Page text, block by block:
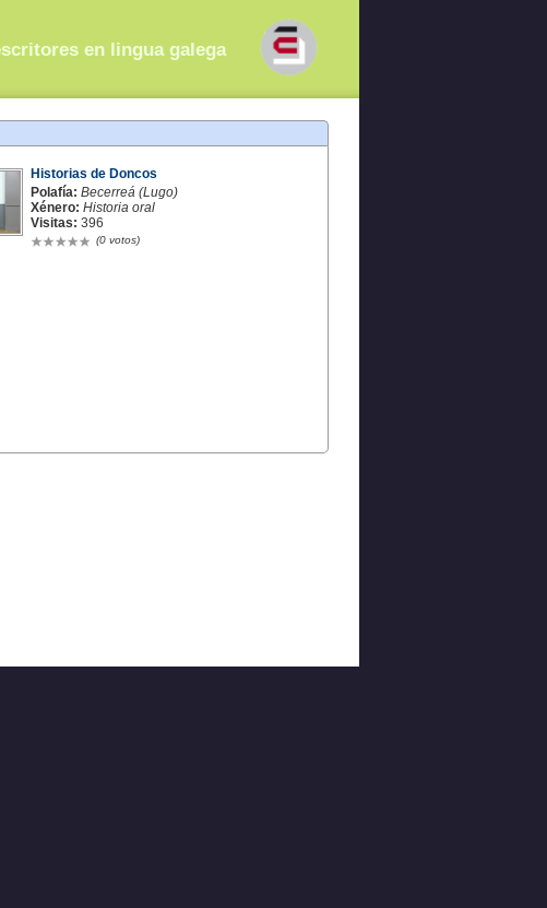
en lingua galega
Historias de Doncos
Polafía: Becerreá (Lugo)
Xénero: Historia oral
Visitas: 396
(0 votos)